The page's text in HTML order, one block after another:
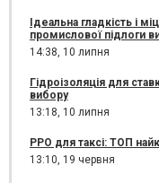
Ідеальна гладкість і
промислової підлоги
14:38, 10 липня
Гідроізоляція для
вибору
13:18, 10 липня
РРО для таксі: ТОП
13:10, 19 червня